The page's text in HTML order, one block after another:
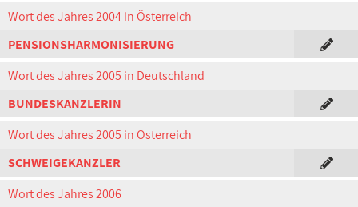
Wort des Jahres 2004 in Österreich
PENSIONSHARMONISIERUNG
Wort des Jahres 2005 in Deutschland
BUNDESKANZLERIN
Wort des Jahres 2005 in Österreich
SCHWEIGEKANZLER
Wort des Jahres 2006